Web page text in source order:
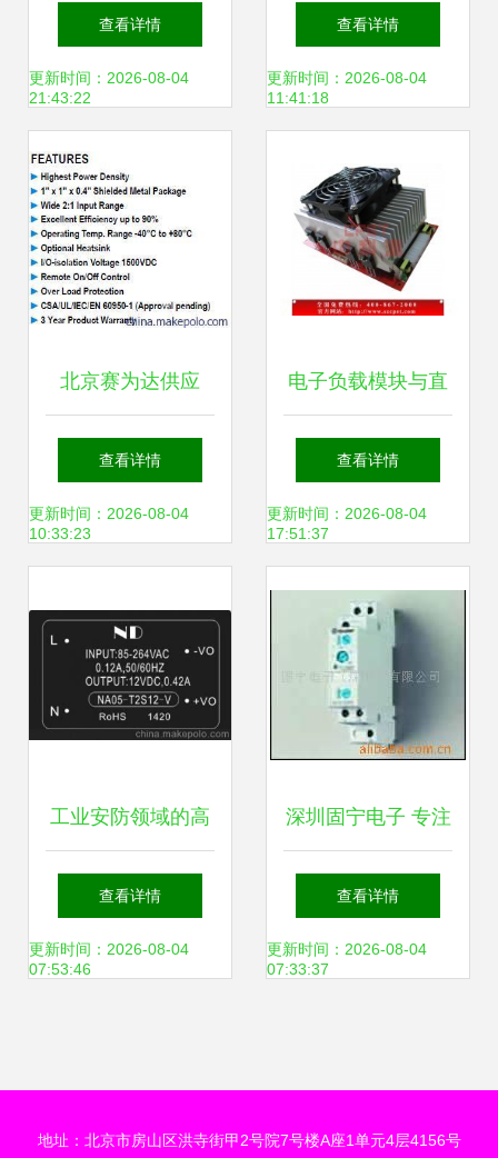
NFCI电源模块产品
资料详解
查看详情
更新时间：2026-08-04
21:43:22
源价格与厂家选择
以南通天泉太阳能
查看详情
更新时间：2026-08-04
11:41:18
北京赛为达供应
MINMAX电源模
块，MJW25系列专
查看详情
更新时间：2026-08-04
10:33:23
电子负载模块与直
流电子负载机 移动
电源与电源老化测
查看详情
更新时间：2026-08-04
17:51:37
工业安防领域的高
效核心 NA05-
T2S12-V开关电源
查看详情
更新时间：2026-08-04
07:53:46
深圳固宁电子 专注
其他电源模块的专
业力量
查看详情
更新时间：2026-08-04
07:33:37
地址：北京市房山区洪寺街甲2号院7号楼A座1单元4层4156号